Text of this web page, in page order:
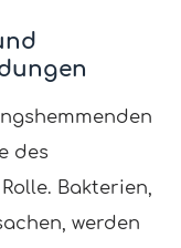
des
Bakterien,
werden